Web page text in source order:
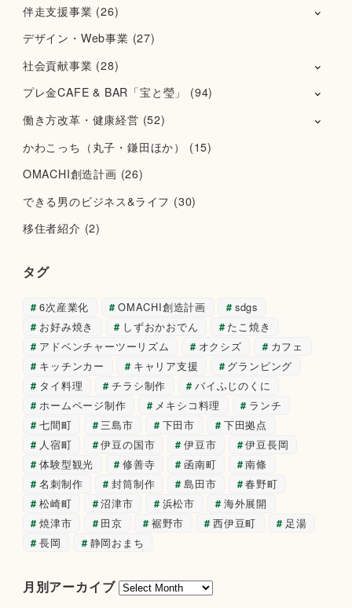
伴走支援事業 (26)
デザイン・Web事業 (27)
社会貢献事業 (28)
プレ金CAFE & BAR「宝と瑩」
(94)
働き方改革・健康経営 (52)
かわこっち（丸子・鎌田ほか）
(15)
OMACHI創造計画 (26)
できる男のビジネス&ライフ (30)
移住者紹介 (2)
タグ
6次産業化 OMACHI創造計画
sdgs
お好み焼き
しずおかおでん
たこ焼き
アドベンチャーツーリズム
オクシズ
カフェ
キッチンカー
キャリア支援
グランピング
タイ料理
チラシ制作
バイふじのくに
ホームページ制作
メキシコ料理
ランチ
七間町
三島市 下田市
下田拠点
人宿町
伊豆の国市 伊豆市
伊豆長岡
体験型観光
修善寺 函南町
南條
名刺制作
封筒制作 島田市
春野町
松崎町
沼津市 浜松市
海外展開
焼津市
田京 裾野市 西伊豆町
足湯
長岡
静岡おまち
月別アーカイブ 月